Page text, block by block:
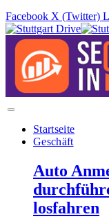
Facebook X (Twitter)
Startseite
Geschäft
Auto
losfahren